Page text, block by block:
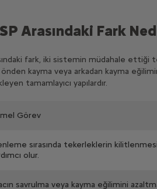
Arasındaki Fark
fark, iki sistemin müdahale ettiği
önden kayma veya arkadan kayma
tamamlayıcı yapılardır.
Görev
sırasında tekerleklerin
olur.
savrulma veya kayma eğilimini